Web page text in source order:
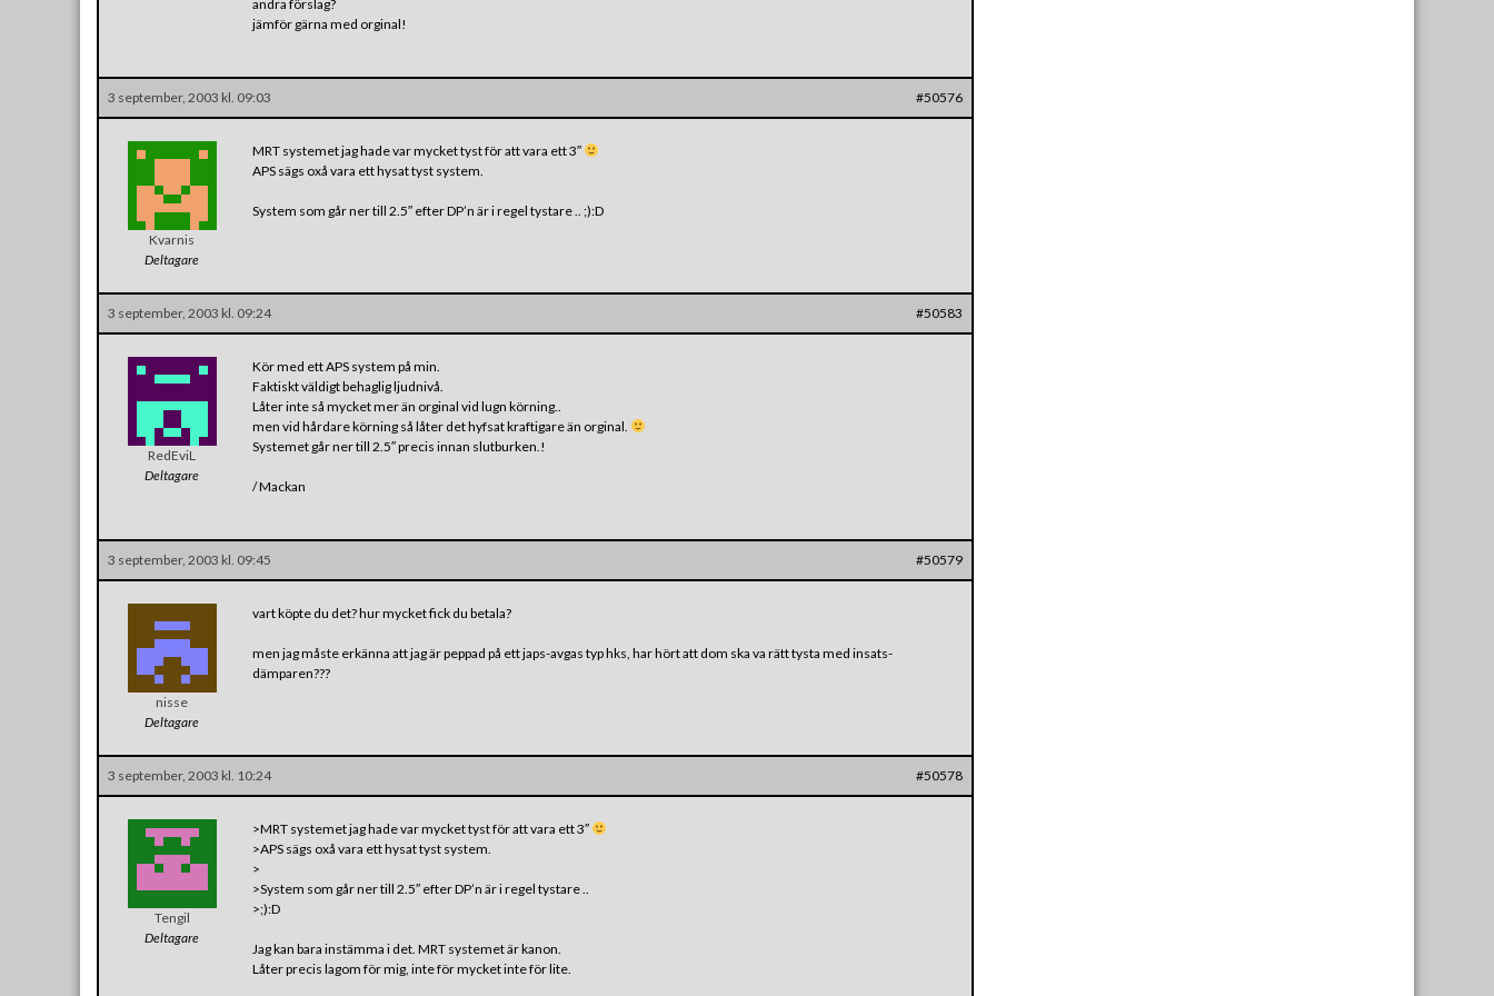
andra förslag?
jämför gärna med orginal!
3 september, 2003 kl. 09:03 #50576
Kvarnis
Deltagare
MRT systemet jag hade var mycket tyst för att vara ett 3″
APS sägs oxå vara ett hysat tyst system.
System som går ner till 2.5″ efter DP’n är i regel tystare .. ;):D
3 september, 2003 kl. 09:24 #50583
RedEviL
Deltagare
Kör med ett APS system på min.
Faktiskt väldigt behaglig ljudnivå.
Låter inte så mycket mer än orginal vid lugn körning..
men vid hårdare körning så låter det hyfsat kraftigare än orginal.
Systemet går ner till 2.5″ precis innan slutburken.!
/ Mackan
3 september, 2003 kl. 09:45 #50579
nisse
Deltagare
vart köpte du det? hur mycket fick du betala?
men jag måste erkänna att jag är peppad på ett japs-avgas typ hks, har hört att dom ska va rätt tysta med insats-
dämparen???
3 september, 2003 kl. 10:24 #50578
Tengil
Deltagare
>MRT systemet jag hade var mycket tyst för att vara ett 3″
>APS sägs oxå vara ett hysat tyst system.
>
>System som går ner till 2.5″ efter DP’n är i regel tystare ..
>;):D
Jag kan bara instämma i det. MRT systemet är kanon.
Låter precis lagom för mig, inte för mycket inte för lite.